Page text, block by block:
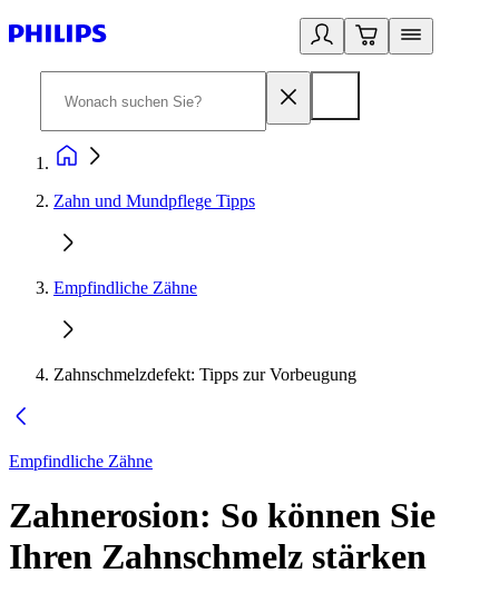
Zahn und Mundpflege Tipps
Empfindliche Zähne
Zahnschmelzdefekt: Tipps zur Vorbeugung
Empfindliche Zähne
Zahnerosion: So können Sie
Ihren Zahnschmelz stärken